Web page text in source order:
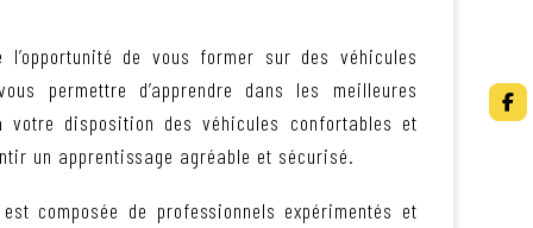
l’opportunité de vous former sur des véhicules
permettre d’apprendre dans les meilleures
votre disposition des véhicules confortables et
un apprentissage agréable et sécurisé.
composée de professionnels expérimentés et